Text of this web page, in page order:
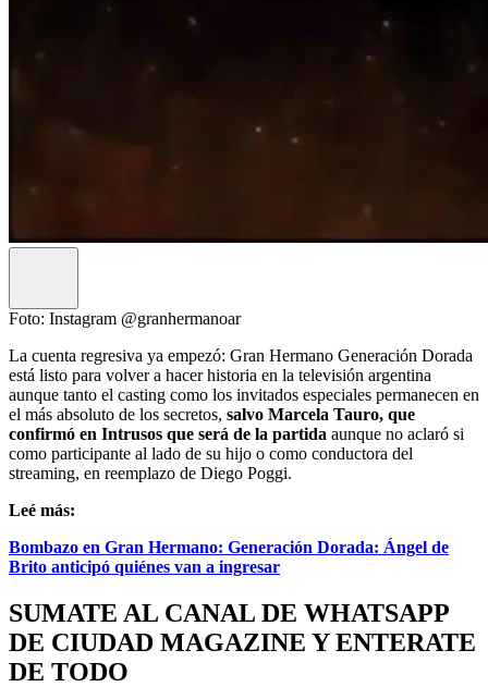
Foto: Instagram @granhermanoar
La cuenta regresiva ya empezó: Gran Hermano Generación Dorada
está listo para volver a hacer historia en la televisión argentina
aunque tanto el casting como los invitados especiales permanecen en
el más absoluto de los secretos, salvo Marcela Tauro, que
confirmó en Intrusos que será de la partida aunque no aclaró si
como participante al lado de su hijo o como conductora del
streaming, en reemplazo de Diego Poggi.
Leé más:
Bombazo en Gran Hermano: Generación Dorada: Ángel de
Brito anticipó quiénes van a ingresar
SUMATE AL CANAL DE WHATSAPP
DE CIUDAD MAGAZINE Y ENTERATE
DE TODO